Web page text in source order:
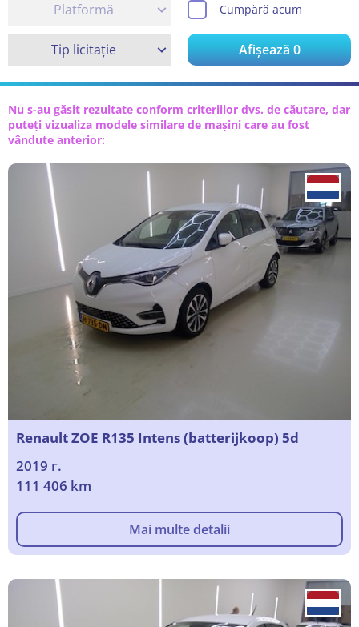
Platformă Cumpără acum
Tip licitație Afișează0
Nu s-au găsit rezultate conform criteriilor dvs. de căutare, dar
puteți vizualiza modele similare de mașini care au fost
vândute anterior:
Renault ZOE R135 Intens (batterijkoop) 5d
2019 г.
111 406 km
Mai multe detalii